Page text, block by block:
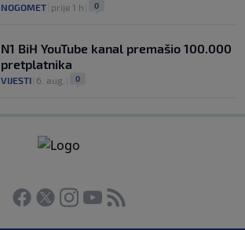
NOGOMET prije 1 h 0
N1 BiH YouTube kanal premašio 100.000
pretplatnika
VIJESTI 6. aug. 0